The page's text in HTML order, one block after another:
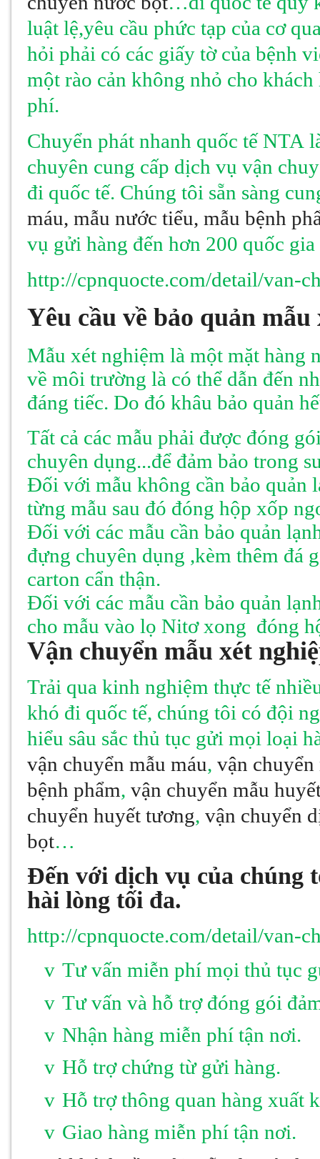
luật lệ,yêu cầu phức tạp của cơ
hỏi phải có các giấy tờ của bệnh
một rào cản không nhỏ cho
phí.
Chuyển phát nhanh quốc tế NTA
chuyên cung cấp dịch vụ vận
đi quốc tế. Chúng tôi sẵn sàng
máu, mẫu nước tiểu, mẫu bệnh
vụ gửi hàng đến hơn 200 quốc gia
http://cpnquocte.com/detail/van-
Yêu cầu về bảo quản
Mẫu xét nghiệm là một mặt hàng
về môi trường là có thể dẫn đến
đáng tiếc. Do đó khâu bảo quản
Tất cả các mẫu phải được đóng
chuyên dụng...để đảm bảo trong
Đối với mẫu không cần bảo quản
từng mẫu sau đó đóng hộp xốp
Đối với các mẫu cần bảo quản
đựng chuyên dụng ,kèm thêm đá
carton cẩn thận.
Đối với các mẫu cần bảo quản
cho mẫu vào lọ Nitơ xong đóng
Vận chuyển mẫu xét
Trải qua kinh nghiệm thực tế
khó đi quốc tế, chúng tôi có đội
hiểu sâu sắc thủ tục gửi mọi loại
vận chuyển mẫu máu,vận
bệnh phẩm,vận chuyển mẫu
chuyển huyết tương,vận chuyển
bọt…
Đến với dịch vụ của chúng
hài lòng tối đa.
http://cpnquocte.com/detail/van-
v Tư vấn miễn phí mọi thủ tục
v Tư vấn và hỗ trợ đóng gói
v Nhận hàng miễn phí tận nơi.
v Hỗ trợ chứng từ gửi hàng.
v Hỗ trợ thông quan hàng xuất
v Giao hàng miễn phí tận nơi.